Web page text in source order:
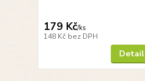
179 Kč/ks
148 Kč bez DPH
Detail